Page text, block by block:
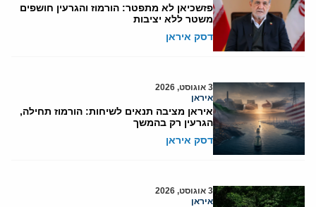
פזשכיאן לא מתפטר: הורמוז והגרעין חושפים
משטר ללא יציבות
דסק איראן
3 אוגוסט, 2026
איראן
איראן מציבה תנאים לשיחות: הורמוז תחילה,
הגרעין רק בהמשך
דסק איראן
3 אוגוסט, 2026
איראן